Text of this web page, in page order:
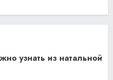
узнать из натальной